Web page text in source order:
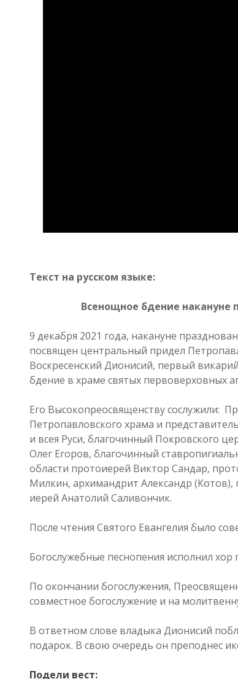
Текст на русском языке:
Всенощное бдение
9 декабря 2021 года, накануне
посвящен центральный придел
Воскресенский Дионисий, первый
бдение в храме святых первоверховных
Его Высокопреосвященству сослужили:
Петропавловского храма и
и всея Руси, благочинный Покровского
Олег Егоров, благочинный
области протоиерей Виктор Сандар,
Милкин, архимандрит Александр
иерей Анатолий Саливончик.
После чтения Святого Евангелия было
Богослужебные песнопения исполнил
По окончании богослужения,
совместное богослужение и на
В ответном слове владыка Дионисий
подарок. В свою очередь он преподнес
Подели вест: